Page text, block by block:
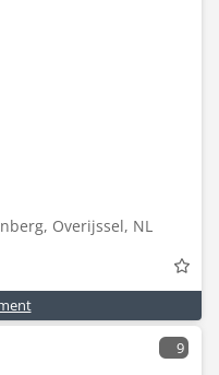
Overijssel, NL
9